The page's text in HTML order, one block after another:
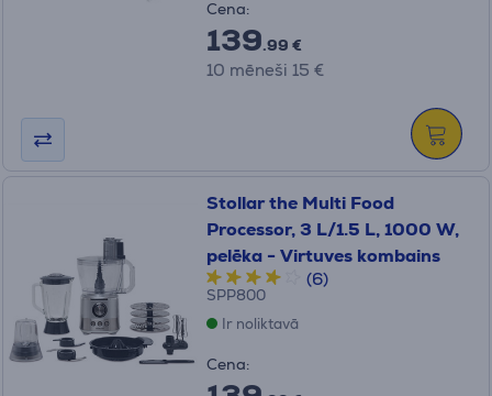
Cena:
139.99 €
10 mēneši 15 €
Stollar the Multi Food
Processor, 3 L/1.5 L, 1000 W,
pelēka - Virtuves kombains
(6)
SPP800
Ir noliktavā
Cena: